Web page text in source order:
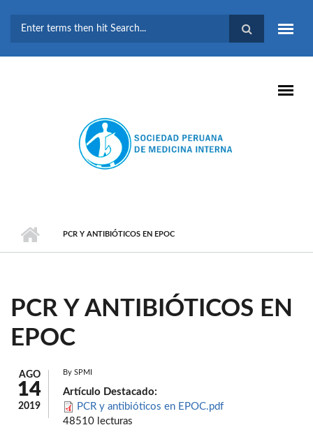
BÚSQUEDA
PCR Y ANTIBIÓTICOS EN EPOC
PCR Y ANTIBIÓTICOS EN
EPOC
AGO
14
2019
By SPMI
Artículo Destacado:
PCR y antibióticos en EPOC.pdf
48510 lecturas